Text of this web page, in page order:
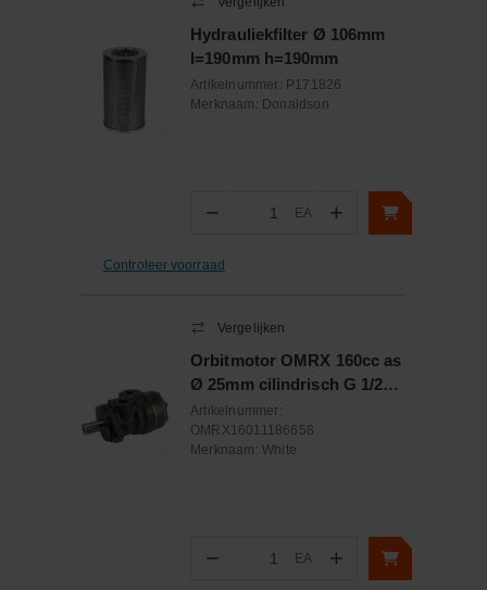
Hydrauliekfilter Ø 106mm
l=190mm h=190mm
Artikelnummer: P171826
Merknaam: Donaldson
− Aantal
EA +
Controleer voorraad
Vergelijken
Orbitmotor OMRX 160cc as
Ø 25mm cilindrisch G 1/2
lek G 1/4
Artikelnummer:
OMRX16011186658
Merknaam: White
− Aantal
EA +